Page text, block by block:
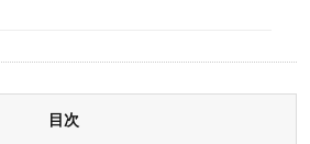
目次